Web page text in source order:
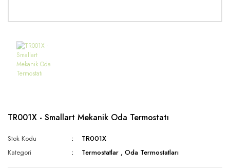
TR001X - Smallart Mekanik Oda Termostatı
Stok Kodu
TR001X
Kategori
Termostatlar ,Oda Termostatları